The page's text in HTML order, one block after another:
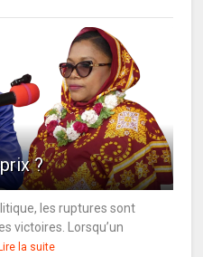
?
les ruptures sont
victoires. Lorsqu’un
Lire la suite